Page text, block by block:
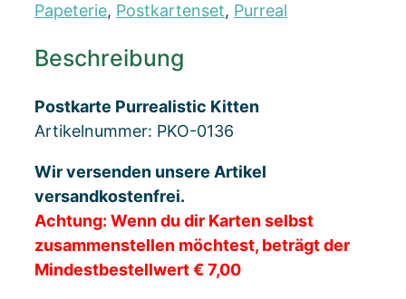
Papeterie, Postkartenset, Purreal
Beschreibung
Postkarte Purrealistic Kitten
Artikelnummer: PKO-0136
Wir versenden unsere Artikel
versandkostenfrei.
Achtung: Wenn du dir Karten selbst
zusammenstellen möchtest, beträgt der
Mindestbestellwert € 7,00